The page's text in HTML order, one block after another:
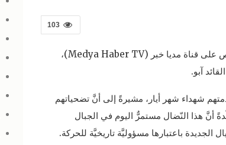
103
شاركت عضوة حركة التَّحرّر الكردستانيّة، هيلين أوميد، في برنامج خاص على قناة مديا خبر (Medya Haber TV)،
آبو.
شهداء شهر أيار، مشيرةً إلى أنَّ تضحياتهم
هذا النّضال مستمرٌّ اليوم في الجبال
باعتبارها مسؤوليَّة تاريخيَّة للحركة.